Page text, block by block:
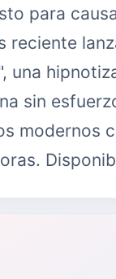
para
reciente
una
sin
modernos